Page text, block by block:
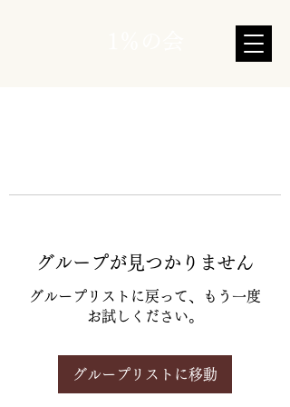
グループが見つかりません
グループリストに戻って、もう一度
お試しください。
グループリストに移動